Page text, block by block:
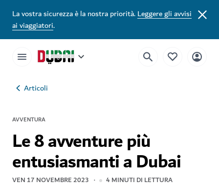
La vostra sicurezza è la nostra priorità.Leggere gli avvisi
ai viaggiatori.
Articoli
AVVENTURA
Le 8 avventure più
entusiasmanti a Dubai
VEN 17 NOVEMBRE 2023 4MINUTI DI LETTURA